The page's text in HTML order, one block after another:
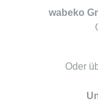
wabeko
Oder